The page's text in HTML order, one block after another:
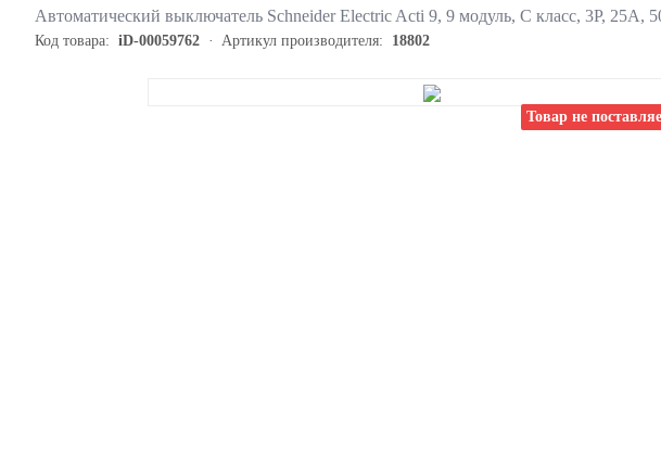
Товар не
Автоматический выключатель Schneider Electric Acti 9, 9 модуль, C класс, 3P, 25А,
Код товара: iD-00059762 Артикул производителя: 18802